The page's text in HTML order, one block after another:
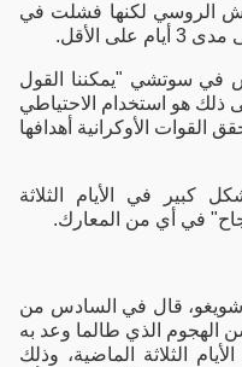
الروسي لكنها فشلت في
الأقل.
في سوتشي "يمكننا القول
ذلك هو استخدام الاحتياطي
القوات الأوكرانية أهدافها
كبير في الأيام الثلاثة
في أي من المعارك.
شويغو، قال في السادس من
الهجوم الذي طالما وعد به
الثلاثة الماضية، وذلك